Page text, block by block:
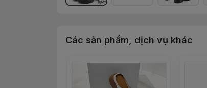
Các sản phẩm, dịch vụ khác